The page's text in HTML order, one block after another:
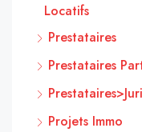
Locatifs
Prestataires
Prestataires
Projets Immo